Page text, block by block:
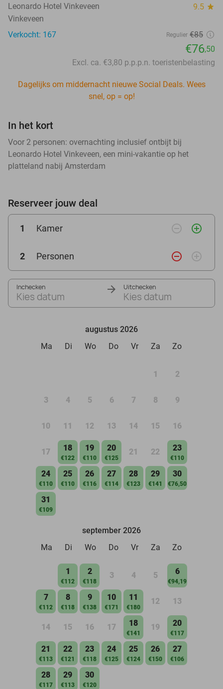
Leonardo Hotel Vinkeveen 9.5 star
Vinkeveen
Verkocht: 167
Regulier €85
€76,50
Excl. ca. €3,80 p.p.p.n. toeristenbelasting
Dagelijks om middernacht nieuwe Social Deals. Wees
snel, op = op!
In het kort
Voor 2 personen: overnachting inclusief ontbijt bij
Leonardo Hotel Vinkeveen, een mini-vakantie op het
platteland nabij Amsterdam
Reserveer jouw deal
1 Kamer remove_circle_outline add_circle_outline
2 Personen remove_circle_outline add_circle_outline
Inchecken
Kies datum
Uitchecken
Kies datum
augustus 2026
Ma
Di Wo Do Vr Za Zo
1 2
3 4 5 6 7 8 9
10 11 12 13 14 15 16
17 18
€122
19
€110
20
€125
21 22 23
€110
24
€110
25
€110
26
€116
27
€114
28
€123
29
€141
30
€76,50
31
€109
september 2026
Ma
Di Wo Do Vr Za Zo
1
€112
2
€118
3 4 5 6
€94,19
7
€112
8
€118
9
€138
10
€171
11
€180
12 13
14 15 16 17 18
€141
19 20
€117
21
€113
22
€121
23
€118
24
€125
25
€124
26
€150
27
€106
28
€117
29
€113
30
€120